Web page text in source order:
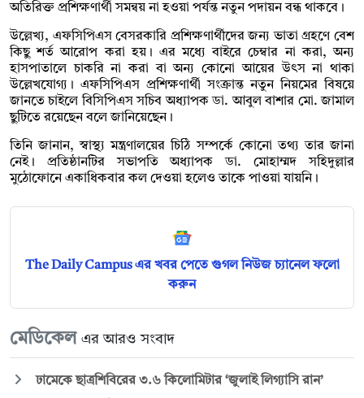
অতিরিক্ত প্রশিক্ষণার্থী সমন্বয় না হওয়া পর্যন্ত নতুন পদায়ন বন্ধ থাকবে।
উল্লেখ্য, এফসিপিএস বেসরকারি প্রশিক্ষণার্থীদের জন্য ভাতা গ্রহণে বেশ
কিছু শর্ত আরোপ করা হয়। এর মধ্যে বাইরে চেম্বার না করা, অন্য
হাসপাতালে চাকরি না করা বা অন্য কোনো আয়ের উৎস না থাকা
উল্লেখযোগ্য। এফসিপিএস প্রশিক্ষণার্থী সংক্রান্ত নতুন নিয়মের বিষয়ে
জানতে চাইলে বিসিপিএস সচিব অধ্যাপক ডা. আবুল বাশার মো. জামাল
ছুটিতে রয়েছেন বলে জানিয়েছেন।
তিনি জানান, স্বাস্থ্য মন্ত্রণালয়ের চিঠি সম্পর্কে কোনো তথ্য তার জানা
নেই। প্রতিষ্ঠানটির সভাপতি অধ্যাপক ডা. মোহাম্মদ সহিদুল্লার
মুঠোফোনে একাধিকবার কল দেওয়া হলেও তাকে পাওয়া যায়নি।
The Daily Campus এর খবর পেতে গুগল নিউজ চ্যানেল ফলো
করুন
মেডিকেল এর আরও সংবাদ
ঢামেকে ছাত্রশিবিরের ৩.৬ কিলোমিটার ‘জুলাই লিগ্যাসি রান’